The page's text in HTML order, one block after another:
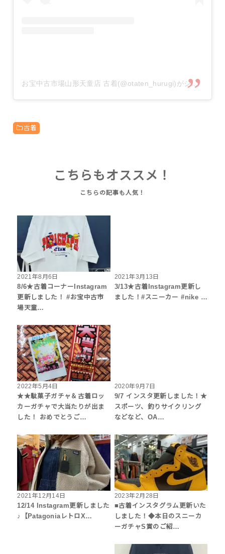
お宝中古市場山形天童店 古着(@otaten_hurugi)がシェアした投稿
古着
こちらもオススメ！
2021年8月6日
8/6★古着コーナーInstagram
更新しました！ #お宝中古市
場天童…
2021年3月13日
3/13★古着Instagram更新し
ました！#スニーカー #nike …
2022年5月4日
★★駄菓子ガチャ＆古着ロッ
カーガチャで大当たりが出ま
した！ おめでとうご…
2020年9月7日
9/7 インスタ更新しました！★
スポーツ、釣りサイクリング
などなど、OA…
2021年12月14日
12/14 Instagram更新しました
♪【PatagoniaレトロX…
2023年2月28日
■古着インスタグラム更新いた
しました！◆本日のスニーカ
ーガチャS賞のご紹…